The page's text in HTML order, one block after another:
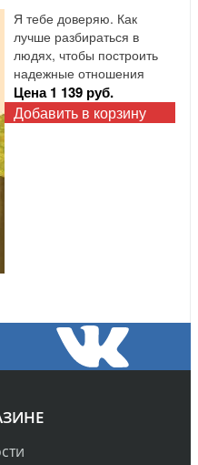
Я тебе доверяю. Как
лучше разбираться в
людях, чтобы построить
надежные отношения
Цена 1 139 руб.
Добавить в корзину